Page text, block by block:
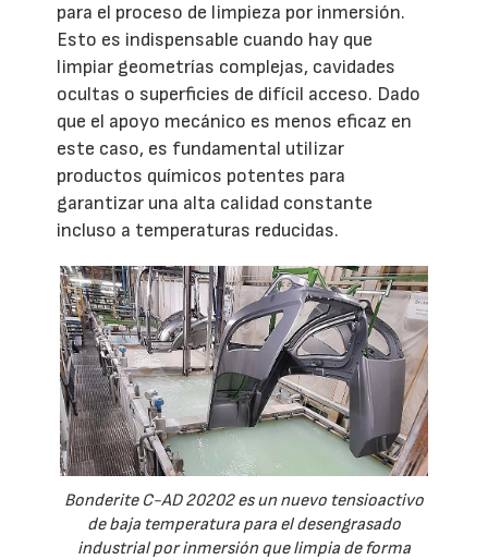
para el proceso de limpieza por inmersión.
Esto es indispensable cuando hay que
limpiar geometrías complejas, cavidades
ocultas o superficies de difícil acceso. Dado
que el apoyo mecánico es menos eficaz en
este caso, es fundamental utilizar
productos químicos potentes para
garantizar una alta calidad constante
incluso a temperaturas reducidas.
Bonderite C-AD 20202 es un nuevo tensioactivo
de baja temperatura para el desengrasado
industrial por inmersión que limpia de forma